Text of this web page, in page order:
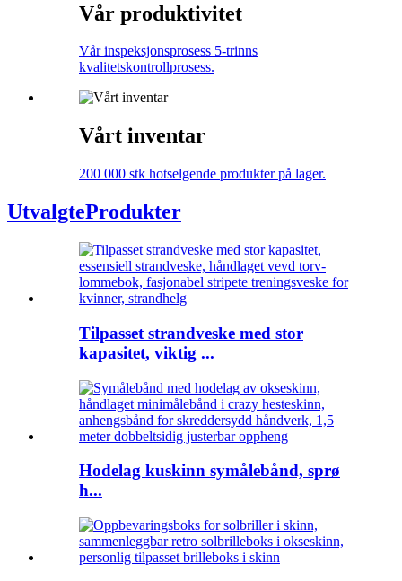
Vår produktivitet
Vår inspeksjonsprosess 5-trinns
kvalitetskontrollprosess.
Vårt inventar
200 000 stk hotselgende produkter på lager.
UtvalgteProdukter
Tilpasset strandveske med stor
kapasitet, viktig ...
Hodelag kuskinn symålebånd, sprø
h...